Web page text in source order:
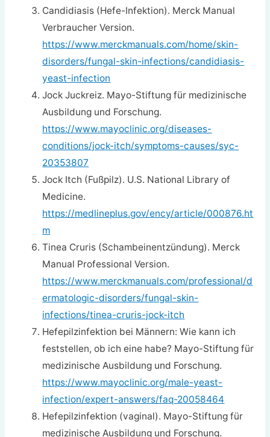
Candidiasis (Hefe-Infektion). Merck Manual
Verbraucher Version.
https://www.merckmanuals.com/home/skin-
disorders/fungal-skin-infections/candidiasis-
yeast-infection
Jock Juckreiz. Mayo-Stiftung für medizinische
Ausbildung und Forschung.
https://www.mayoclinic.org/diseases-
conditions/jock-itch/symptoms-causes/syc-
20353807
Jock Itch (Fußpilz). U.S. National Library of
Medicine.
https://medlineplus.gov/ency/article/000876.ht
m
Tinea Cruris (Schambeinentzündung). Merck
Manual Professional Version.
https://www.merckmanuals.com/professional/d
ermatologic-disorders/fungal-skin-
infections/tinea-cruris-jock-itch
Hefepilzinfektion bei Männern: Wie kann ich
feststellen, ob ich eine habe? Mayo-Stiftung für
medizinische Ausbildung und Forschung.
https://www.mayoclinic.org/male-yeast-
infection/expert-answers/faq-20058464
Hefepilzinfektion (vaginal). Mayo-Stiftung für
medizinische Ausbildung und Forschung.